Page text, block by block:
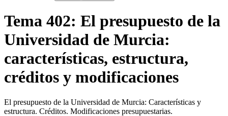
Tema 402: El presupuesto de la
Universidad de Murcia:
características, estructura,
créditos y modificaciones
El presupuesto de la Universidad de Murcia: Características y
estructura. Créditos. Modificaciones presupuestarias.